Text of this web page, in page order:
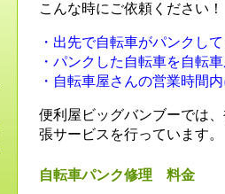
こんな時にご依頼ください！
・出先で自転車がパンクし
・パンクした自転車を自転
・自転車屋さんの営業時間
便利屋ビッグバンブーでは
張サービスを行っています。
自転車パンク修理 料金